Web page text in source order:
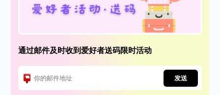
通过邮件及时收到爱好者送码限时活动
发送